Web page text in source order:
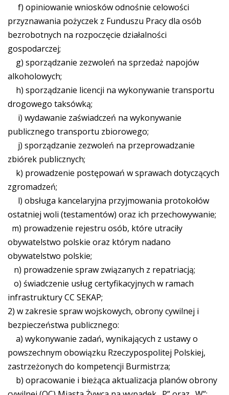
f) opiniowanie wniosków odnośnie celowości
przyznawania pożyczek z Funduszu Pracy dla osób
bezrobotnych na rozpoczęcie działalności
gospodarczej;
g) sporządzanie zezwoleń na sprzedaż napojów
alkoholowych;
h) sporządzanie licencji na wykonywanie transportu
drogowego taksówką;
i) wydawanie zaświadczeń na wykonywanie
publicznego transportu zbiorowego;
j) sporządzanie zezwoleń na przeprowadzanie
zbiórek publicznych;
k) prowadzenie postępowań w sprawach dotyczących
zgromadzeń;
l) obsługa kancelaryjna przyjmowania protokołów
ostatniej woli (testamentów) oraz ich przechowywanie;
m) prowadzenie rejestru osób, które utraciły
obywatelstwo polskie oraz którym nadano
obywatelstwo polskie;
n) prowadzenie spraw związanych z repatriacją;
o) świadczenie usług certyfikacyjnych w ramach
infrastruktury CC SEKAP;
2) w zakresie spraw wojskowych, obrony cywilnej i
bezpieczeństwa publicznego:
a) wykonywanie zadań, wynikających z ustawy o
powszechnym obowiązku Rzeczypospolitej Polskiej,
zastrzeżonych do kompetencji Burmistrza;
b) opracowanie i bieżąca aktualizacja planów obrony